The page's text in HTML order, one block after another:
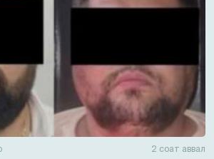
2 соат аввал